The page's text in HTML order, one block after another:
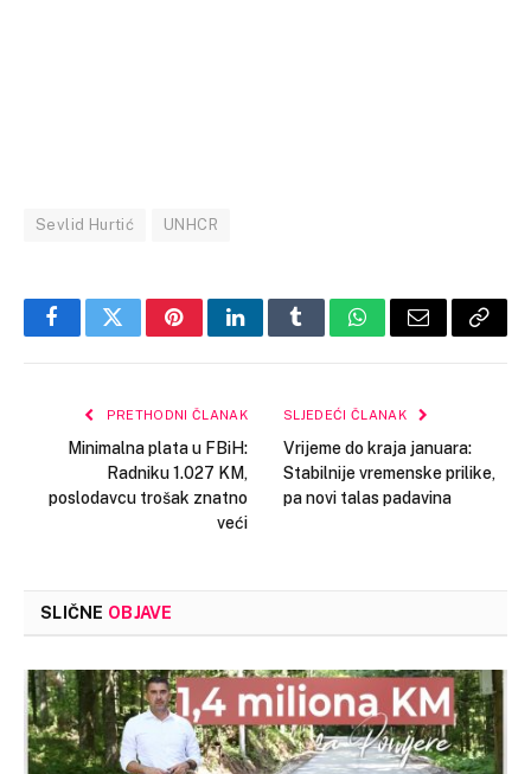
Sevlid Hurtić UNHCR
FacebookTwitterPinterestLinkedInTumblrWhatsApp
Email Copy
PRETHODNI ČLANAK
Minimalna plata u FBiH:
Radniku 1.027 KM,
poslodavcu trošak znatno
veći
SLJEDEĆI ČLANAK
Vrijeme do kraja januara:
Stabilnije vremenske prilike,
pa novi talas padavina
SLIČNE OBJAVE